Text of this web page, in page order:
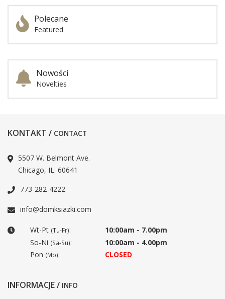
Polecane
Featured
Nowości
Novelties
KONTAKT / CONTACT
5507 W. Belmont Ave.
Chicago, IL. 60641
773-282-4222
info@domksiazki.com
Wt-Pt (Tu-Fr):
10:00am - 7.00pm
So-Ni (Sa-Su):
10:00am - 4.00pm
Pon (Mo): CLOSED
INFORMACJE / INFO